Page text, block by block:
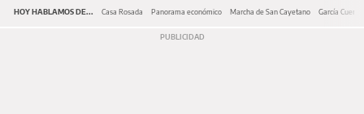
HOY HABLAMOS DE... Casa Rosada Panorama económico Marcha de San Cayetano García Cuerva